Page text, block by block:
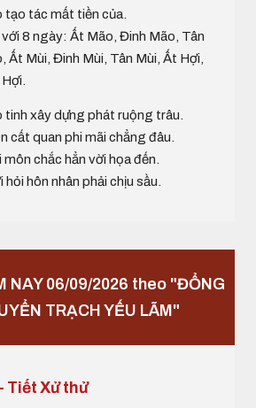
tạo tác mất tiền của.
với 8 ngày: Ất Mão, Đinh Mão, Tân
Ất Mùi, Đinh Mùi, Tân Mùi, Ất Hợi,
tinh xây dựng phát ruộng trâu.
cất quan phi mãi chẳng đâu.
môn chắc hẳn vời họa đến.
hỏi hôn nhân phải chịu sầu.
NAY 06/09/2026 theo "ĐỔNG
TRẠCH YẾU LÃM"
Tiết Xử thử